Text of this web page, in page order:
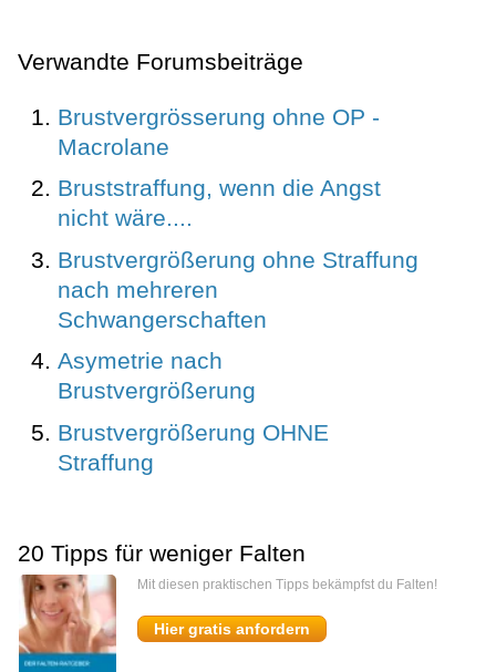
Verwandte Forumsbeiträge
Brustvergrösserung ohne OP -
Macrolane
Bruststraffung, wenn die Angst
nicht wäre....
Brustvergrößerung ohne Straffung
nach mehreren
Schwangerschaften
Asymetrie nach
Brustvergrößerung
Brustvergrößerung OHNE
Straffung
20 Tipps für weniger Falten
Mit diesen praktischen Tipps bekämpfst du Falten!
Hier gratis anfordern